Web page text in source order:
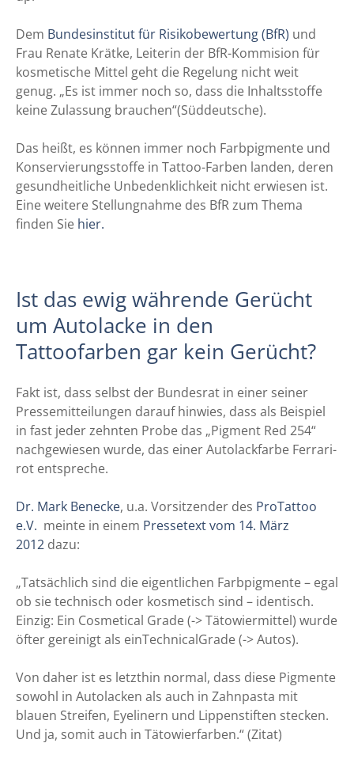
Dem Bundesinstitut für Risikobewertung (BfR) und
Frau Renate Krätke, Leiterin der BfR-Kommision für
kosmetische Mittel geht die Regelung nicht weit
genug. „Es ist immer noch so, dass die Inhaltsstoffe
keine Zulassung brauchen“(Süddeutsche).
Das heißt, es können immer noch Farbpigmente und
Konservierungsstoffe in Tattoo-Farben landen, deren
gesundheitliche Unbedenklichkeit nicht erwiesen ist.
Eine weitere Stellungnahme des BfR zum Thema
finden Sie hier.
Ist das ewig währende Gerücht
um Autolacke in den
Tattoofarben gar kein Gerücht?
Fakt ist, dass selbst der Bundesrat in einer seiner
Pressemitteilungen darauf hinwies, dass als Beispiel
in fast jeder zehnten Probe das „Pigment Red 254“
nachgewiesen wurde, das einer Autolackfarbe Ferrari-
rot entspreche.
Dr. Mark Benecke, u.a. Vorsitzender des ProTattoo
e.V. meinte in einem Pressetext vom 14. März
2012 dazu:
„Tatsächlich sind die eigentlichen Farbpigmente – egal
ob sie technisch oder kosmetisch sind – identisch.
Einzig: Ein Cosmetical Grade (-> Tätowiermittel) wurde
öfter gereinigt als einTechnicalGrade (-> Autos).
Von daher ist es letzthin normal, dass diese Pigmente
sowohl in Autolacken als auch in Zahnpasta mit
blauen Streifen, Eyelinern und Lippenstiften stecken.
Und ja, somit auch in Tätowierfarben.“ (Zitat)